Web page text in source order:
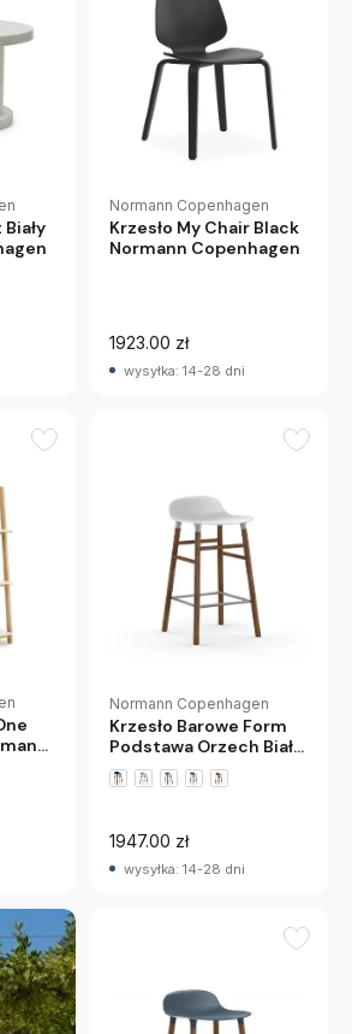
Normann Copenhagen
Krzesło My Chair Black
Normann Copenhagen
1923.00 zł
wysyłka: 14-28 dni
Normann Copenhagen
Krzesło Barowe Form
Podstawa Orzech Białe
Normann Copenhagen
1947.00 zł
wysyłka: 14-28 dni